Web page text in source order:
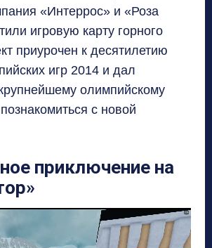
«Интеррос» и «Роза
игровую карту горного
приурочен к десятилетию
игр 2014 и дал
олимпийскому
с новой
приключение на